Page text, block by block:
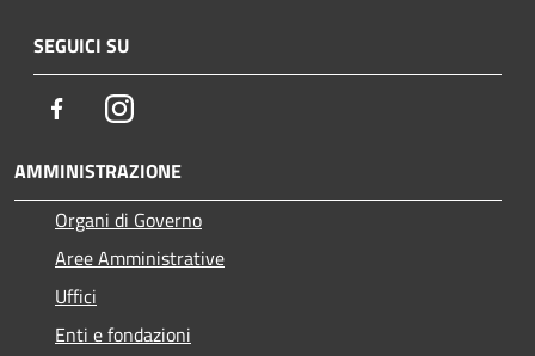
SEGUICI SU
FacebookInstagram
AMMINISTRAZIONE
Organi di Governo
Aree Amministrative
Uffici
Enti e fondazioni